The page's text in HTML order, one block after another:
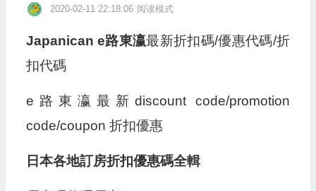
2020-02-11 22:18:06 阅读模式
Japanican e路東瀛最新折扣碼/優惠代碼/折
扣代碼
e路東瀛最新discount code/promotion
code/coupon 折扣優惠
日本各地訂房折扣優惠碼全輯